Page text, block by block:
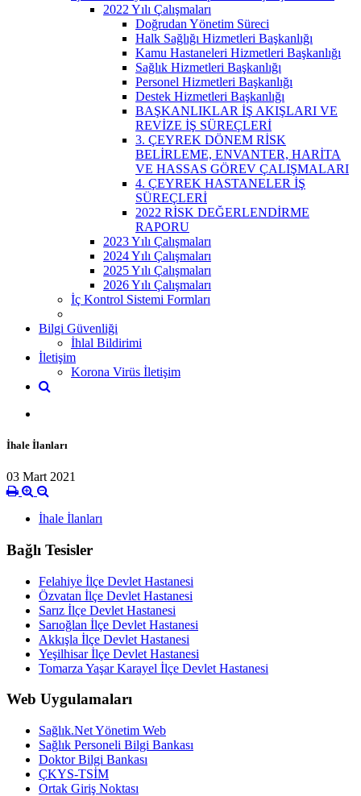
2022 Yılı Çalışmaları
Doğrudan Yönetim Süreci
Halk Sağlığı Hizmetleri Başkanlığı
Kamu Hastaneleri Hizmetleri Başkanlığı
Sağlık Hizmetleri Başkanlığı
Personel Hizmetleri Başkanlığı
Destek Hizmetleri Başkanlığı
BAŞKANLIKLAR İŞ AKIŞLARI VE
REVİZE İŞ SÜREÇLERİ
3. ÇEYREK DÖNEM RİSK
BELİRLEME, ENVANTER, HARİTA
VE HASSAS GÖREV ÇALIŞMALARI
4. ÇEYREK HASTANELER İŞ
SÜREÇLERİ
2022 RİSK DEĞERLENDİRME
RAPORU
2023 Yılı Çalışmaları
2024 Yılı Çalışmaları
2025 Yılı Çalışmaları
2026 Yılı Çalışmaları
İç Kontrol Sistemi Formları
Bilgi Güvenliği
İhlal Bildirimi
İletişim
Korona Virüs İletişim
İhale İlanları
03 Mart 2021
İhale İlanları
Bağlı Tesisler
Felahiye İlçe Devlet Hastanesi
Özvatan İlçe Devlet Hastanesi
Sarız İlçe Devlet Hastanesi
Sarıoğlan İlçe Devlet Hastanesi
Akkışla İlçe Devlet Hastanesi
Yeşilhisar İlçe Devlet Hastanesi
Tomarza Yaşar Karayel İlçe Devlet Hastanesi
Web Uygulamaları
Sağlık.Net Yönetim Web
Sağlık Personeli Bilgi Bankası
Doktor Bilgi Bankası
ÇKYS-TSİM
Ortak Giriş Noktası